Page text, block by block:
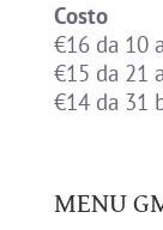
Costo
€16 da 10
€15 da 21
€14 da 31
MENU